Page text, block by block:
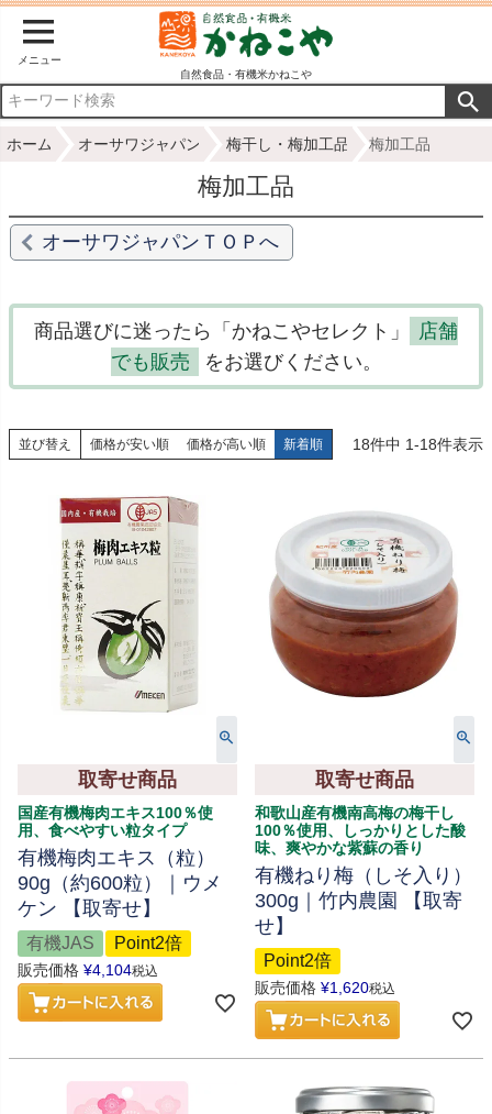
メニュー
自然食品・有機米かねこや
ホーム オーサワジャパン 梅干し・梅加工品 梅加工品
梅加工品
オーサワジャパンＴＯＰへ
商品選びに迷ったら「かねこやセレクト」
店舗
でも販売
をお選びください。
並び替え 価格が安い順 価格が高い順 新着順 18件中 1-18件表示
取寄せ商品
国産有機梅肉エキス100％使
用、食べやすい粒タイプ
有機梅肉エキス（粒）
90g（約600粒）｜ウメ
ケン 【取寄せ】
有機JAS Point2倍
販売価格 ¥4,104税込
取寄せ商品
和歌山産有機南高梅の梅干し
100％使用、しっかりとした酸
味、爽やかな紫蘇の香り
有機ねり梅（しそ入り）
300g｜竹内農園 【取寄
せ】
Point2倍
販売価格 ¥1,620税込